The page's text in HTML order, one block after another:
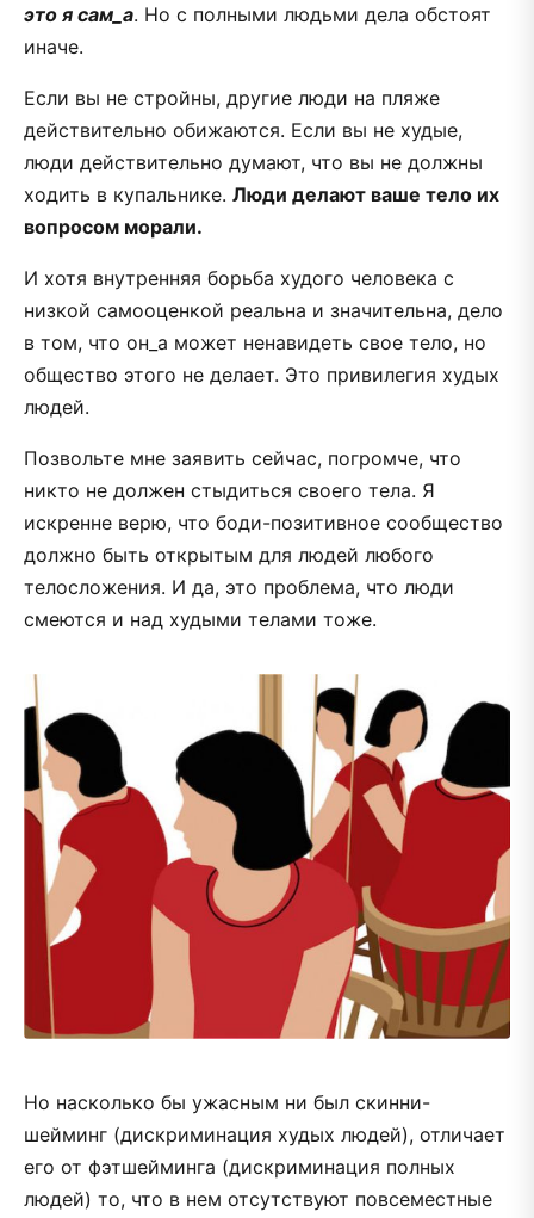
это я сам_а. Но с полными людьми дела обстоят
иначе.
Если вы не стройны, другие люди на пляже
действительно обижаются. Если вы не худые,
люди действительно думают, что вы не должны
ходить в купальнике. Люди делают ваше тело их
вопросом морали.
И хотя внутренняя борьба худого человека с
низкой самооценкой реальна и значительна, дело
в том, что он_а может ненавидеть свое тело, но
общество этого не делает. Это привилегия худых
людей.
Позвольте мне заявить сейчас, погромче, что
никто не должен стыдиться своего тела. Я
искренне верю, что боди-позитивное сообщество
должно быть открытым для людей любого
телосложения. И да, это проблема, что люди
смеются и над худыми телами тоже.
Но насколько бы ужасным ни был скинни-
шейминг (дискриминация худых людей), отличает
его от фэтшейминга (дискриминация полных
людей) то, что в нем отсутствуют повсеместные